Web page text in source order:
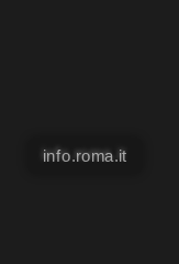
info.roma.it